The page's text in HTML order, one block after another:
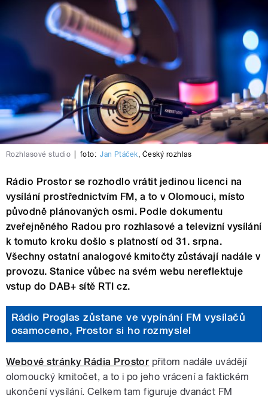
Rozhlasové studio foto: Jan Ptáček, Český rozhlas
Rádio Prostor se rozhodlo vrátit jedinou licenci na
vysílání prostřednictvím FM, a to v Olomouci, místo
původně plánovaných osmi. Podle dokumentu
zveřejněného Radou pro rozhlasové a televizní vysílání
k tomuto kroku došlo s platností od 31. srpna.
Všechny ostatní analogové kmitočty zůstávají nadále v
provozu. Stanice vůbec na svém webu nereflektuje
vstup do DAB+ sítě RTI cz.
Rádio Proglas zůstane ve vypínání FM vysílačů
osamoceno, Prostor si ho rozmyslel
Webové stránky Rádia Prostor přitom nadále uvádějí
olomoucký kmitočet, a to i po jeho vrácení a faktickém
ukončení vysílání. Celkem tam figuruje dvanáct FM